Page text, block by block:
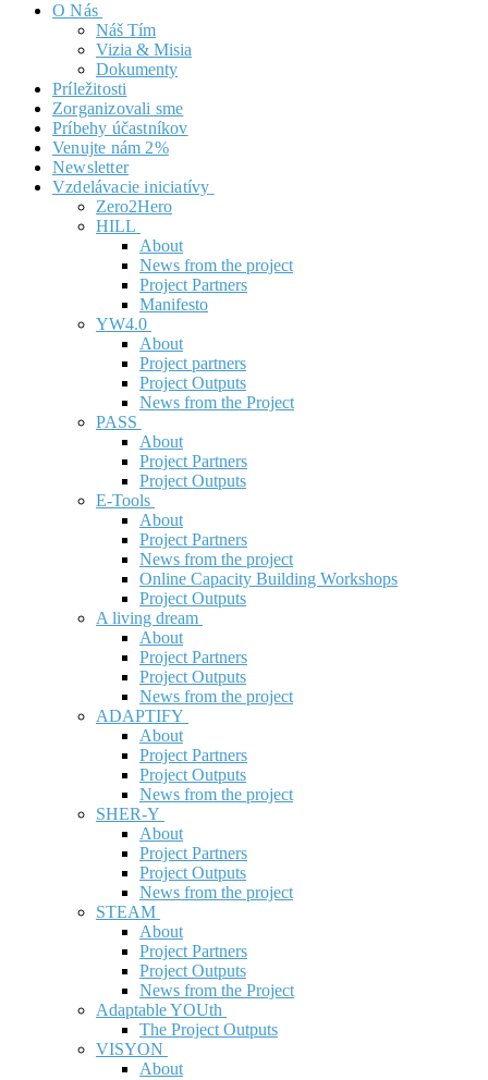
O Nás
Náš Tím
Vizia & Misia
Dokumenty
Príležitosti
Zorganizovali sme
Príbehy účastníkov
Venujte nám 2%
Newsletter
Vzdelávacie iniciatívy
Zero2Hero
HILL
About
News from the project
Project Partners
Manifesto
YW4.0
About
Project partners
Project Outputs
News from the Project
PASS
About
Project Partners
Project Outputs
E-Tools
About
Project Partners
News from the project
Online Capacity Building Workshops
Project Outputs
A living dream
About
Project Partners
Project Outputs
News from the project
ADAPTIFY
About
Project Partners
Project Outputs
News from the project
SHER-Y
About
Project Partners
Project Outputs
News from the project
STEAM
About
Project Partners
Project Outputs
News from the Project
Adaptable YOUth
The Project Outputs
VISYON
About